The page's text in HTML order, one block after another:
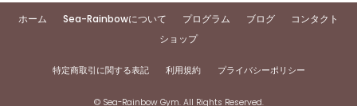
ホーム Sea-Rainbowについて プログラム ブログ
コンタクト
ショップ
特定商取引に関する表記 利用規約 プライバシーポリシー
© Sea-Rainbow Gym. All Rights Reserved.